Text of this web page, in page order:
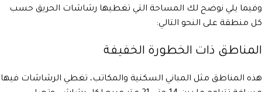
وفيما يلي نوضح لك المساحة التي تغطيها رشاشات الحريق حسب
كل منطقة على النحو التالي:
المناطق ذات الخطورة الخفيفة
هذه المناطق مثل المباني السكنية والمكاتب، تغطي الرشاشات فيها